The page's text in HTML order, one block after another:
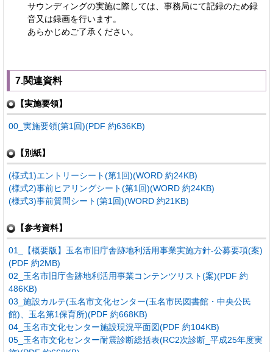
サウンディングの実施に際しては、事務局にて記録のため録
音又は録画を行います。
あらかじめご了承ください。
7.関連資料
【実施要領】
00_実施要領(第1回)(PDF 約636KB)
【別紙】
(様式1)エントリーシート(第1回)(WORD 約24KB)
(様式2)事前ヒアリングシート(第1回)(WORD 約24KB)
(様式3)事前質問シート(第1回)(WORD 約21KB)
【参考資料】
01_【概要版】玉名市旧庁舎跡地利活用事業実施方針-公募要項(案)
(PDF 約2MB)
02_玉名市旧庁舎跡地利活用事業コンテンツリスト(案)(PDF 約
486KB)
03_施設カルテ(玉名市文化センター(玉名市民図書館・中央公民
館)、玉名第1保育所)(PDF 約668KB)
04_玉名市文化センター施設現況平面図(PDF 約104KB)
05_玉名市文化センター耐震診断総括表(RC2次診断_平成25年度実